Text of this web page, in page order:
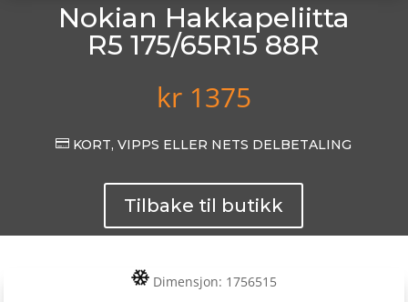
Nokian Hakkapeliitta
R5 175/65R15 88R
kr1375
 KORT, VIPPS ELLER NETS DELBETALING
Tilbake til butikk
Dimensjon: 1756515